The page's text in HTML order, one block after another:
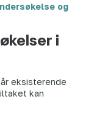
og
i
eksisterende
kan